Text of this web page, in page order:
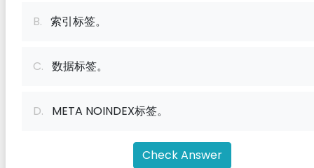
B. 索引标签。
C. 数据标签。
D. META NOINDEX标签。
Check Answer